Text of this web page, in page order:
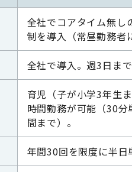
全社でコアタイム無し
制を導入（常昼勤務者
全社で導入。週3日ま
育児（子が小学3年生
時間勤務が可能（30
間まで）。
年間30回を限度に半日